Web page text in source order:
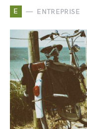
E ENTREPRISE